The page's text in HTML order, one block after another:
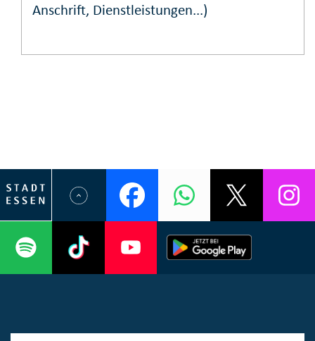
Anschrift, Dienstleistungen...)